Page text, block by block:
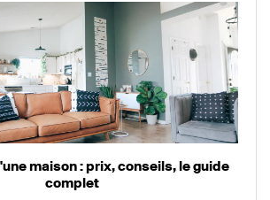
maison : prix, conseils, le guide
complet